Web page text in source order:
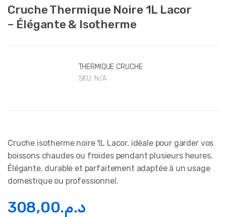
Cruche Thermique Noire 1L Lacor
– Élégante & Isotherme
THERMIQUE CRUCHE
SKU: N/A
Cruche isotherme noire 1L Lacor, idéale pour garder vos
boissons chaudes ou froides pendant plusieurs heures.
Élégante, durable et parfaitement adaptée à un usage
domestique ou professionnel.
د.م.308,00